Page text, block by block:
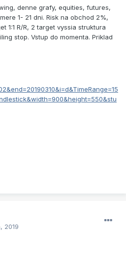
denne grafy, equities, futures,
1- 21 dni. Risk na obchod 2%,
1:1 R/R, 2 target vyssia struktura
stop. Vstup do momenta. Priklad
2019